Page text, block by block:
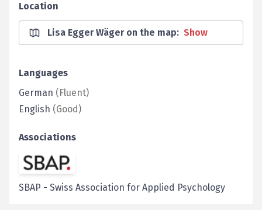
Location
Lisa Egger Wäger on the map: Show
Languages
German (Fluent)
English (Good)
Associations
SBAP - Swiss Association for Applied Psychology